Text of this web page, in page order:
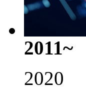
2011~
2020